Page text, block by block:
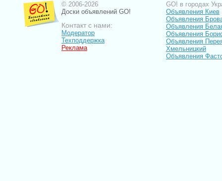
© 2006-2026
Доски объявлений GO!
Контакт с нами:
Модератор
Техподдержка
Реклама
GO! в городах
Объявления Киев
Объявления
Объявления
Объявления
Объявления
Хмельницкий
Объявления